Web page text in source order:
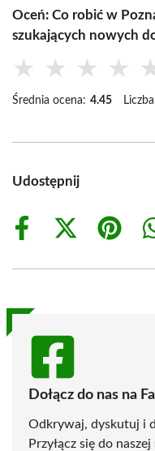
Oceń: Co robić w
szukających nowych
★ ★ ★ ★
Średnia ocena: 4.45
Udostępnij
Share
Share
(Twitter)
Share
Dołącz do nas na
Odkrywaj, dyskutuj i
Przyłącz się do